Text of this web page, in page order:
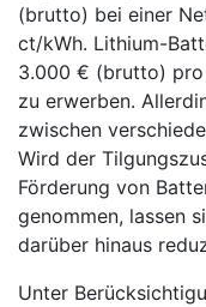
(brutto) bei einer
ct/kWh. Lithium-
3.000 € (brutto)
zu erwerben.
zwischen
Wird der
Förderung von
genommen, lassen
darüber hinaus
Unter